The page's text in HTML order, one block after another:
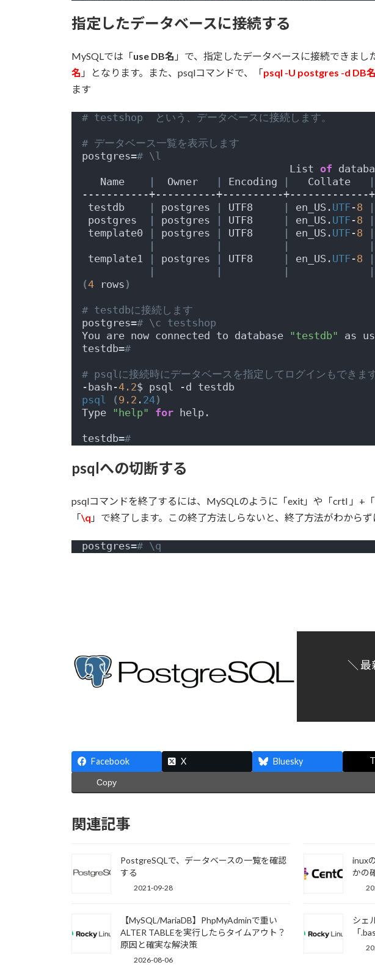
指定したデータベースに接続する
MySQLでは「use DB名 」で、指定したデータベースに接続できまし
名 」となります。また、psqlコマンドで、「psql -U postgres -d DB名
ます
# testshop  という、データベースに接続します。
# データベース一覧を表示します
postgres=# \l
                                  List
of
   Name
|
  Owner
| Encoding |
   Collate
|
-----------+----------+----------+-------------
testdb
| postgres | UTF8 | en_US. UTF-8 |
postgres
| postgres | UTF8 | en_US. UTF-8 |
template0
| postgres | UTF8 | en_US. UTF-8 |
|
| | |
template1
| postgres | UTF8 | en_US. UTF-8 |
|
| | |
(4 rows )
# testdbに接続します
postgres=# \c testshop
You are now connected to database "testdb" as
testdb=#
# psqlに接続時にデータベースを指定してログインもできます
-bash-4.2$ psql -d testdb
psql
(9.2 . 24)
Type "help" for help.
testdb=#
psqlへの切断する
psqlコマンドを終了するには、MySQLのように「exit」や「crtl 」+「
「\q 」で終了します。この終了方法しらないと、終了方法がわから
postgres=# \q
＼ 最
Facebook X Bluesky
Copy
関連記事
PostgreSQLで、データベースの一覧を確認
する
2021-09-28
inux
かの
【MySQL/MariaDB】PhpMyAdminで重い
ALTER TABLEを実行したらタイムアウト？
原因と確実な解決策
2026-08-06
シェ
「